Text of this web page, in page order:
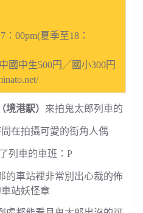
：00pm(夏季至18：
國中生500円╱國小300円
境港駅） 來拍鬼太郎列車的
在拍攝可愛的街角人偶
列車的車班：P
的車站裡非常別出心裁的佈
站妖怪章